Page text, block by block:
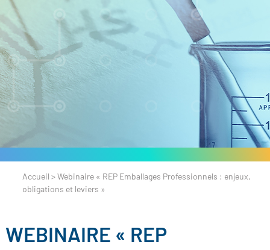
Accueil > Webinaire « REP Emballages Professionnels : enjeux,
obligations et leviers »
WEBINAIRE « REP